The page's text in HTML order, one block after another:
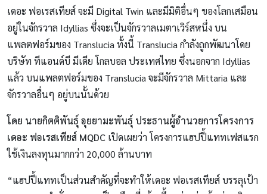
เดอะ ฟอเรสเทียส์ จะมี Digital Twin และมีมิติอื่นๆ ของโลกเสมือน
อยู่ในจักรวาล Idyllias ซึ่งจะเป็นจักรวาลเมตาเวิร์สหนึ่ง บน
แพลตฟอร์มของ Translucia ทั้งนี้ Translucia กำลังถูกพัฒนาโดย
บริษัท ทีแอนด์บี มีเดีย โกลบอล ประเทศไทย ซึ่งนอกจาก Idyllias
แล้ว บนแพลตฟอร์มของ Translucia จะมีจักรวาล Mittaria และ
จักรวาลอื่นๆ อยู่บนนั้นด้วย
โดย นายกิตติพันธุ์ อุยยามะพันธุ์ ประธานผู้อำนวยการโครงการ
เดอะ ฟอเรสเทียส์ MQDC เปิดเผยว่า โครงการแฮปปี้แททเฟสแรก
ใช้เงินลงทุนมากกว่า 20,000 ล้านบาท
“แฮปปี้แททเป็นส่วนสำคัญที่จะทำให้เดอะ ฟอเรสเทียส์ บรรลุเป้า